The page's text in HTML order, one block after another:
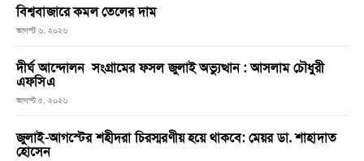
বিশ্ববাজারে কমল তেলের দাম
আগস্ট ৬, ২০২৬
দীর্ঘ আন্দোলন সংগ্রামের ফসল জুলাই অভ্যুত্থান : আসলাম চৌধুরী
এফসিএ
আগস্ট ৫, ২০২৬
জুলাই-আগস্টের শহীদরা চিরস্মরণীয় হয়ে থাকবে: মেয়র ডা. শাহাদাত
হোসেন